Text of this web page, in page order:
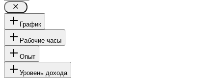
График
Рабочие часы
Опыт
Уровень дохода